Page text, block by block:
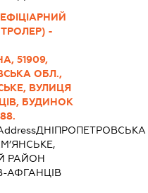
-
51909,
ОБЛ.,
ВУЛИЦЯ
БУДИНОК
ДНІПРОПЕТРОВСЬКА
РАЙОН
АФГАНЦІВ